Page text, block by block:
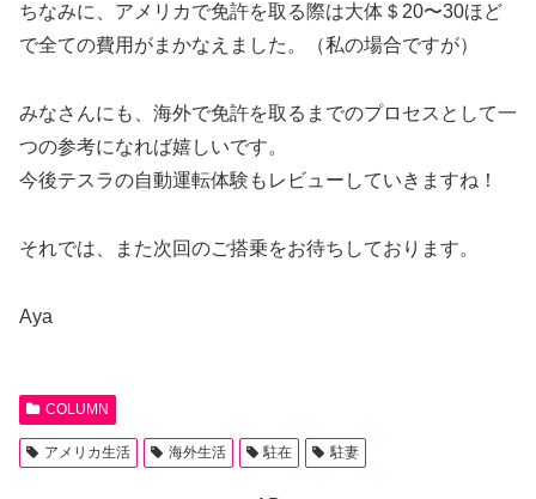
ちなみに、アメリカで免許を取る際は大体＄20〜30ほど
で全ての費用がまかなえました。（私の場合ですが）
みなさんにも、海外で免許を取るまでのプロセスとして一
つの参考になれば嬉しいです。
今後テスラの自動運転体験もレビューしていきますね！
それでは、また次回のご搭乗をお待ちしております。
Aya
COLUMN
アメリカ生活 海外生活 駐在 駐妻